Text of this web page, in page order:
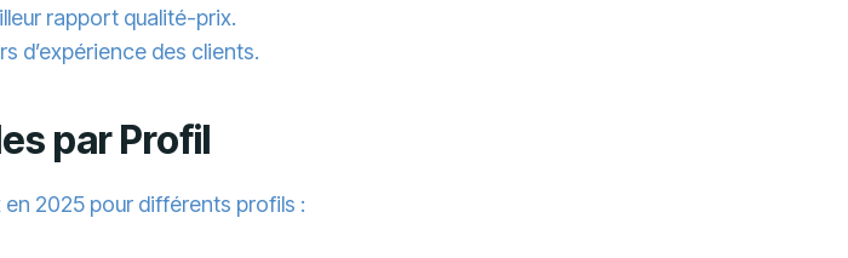
rapport qualité-prix.
d’expérience des clients.
par Profil
en 2025 pour différents profils :